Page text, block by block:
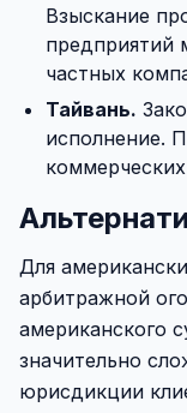
Взыскание
предприятий
частных
Тайвань.
исполнение.
Для
арбитражной
американского
значительно
юрисдикции